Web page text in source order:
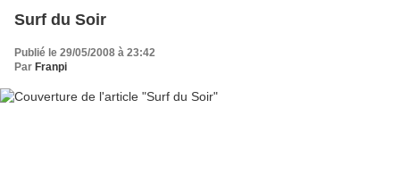
Surf du Soir
Publié le 29/05/2008 à 23:42
Par Franpi